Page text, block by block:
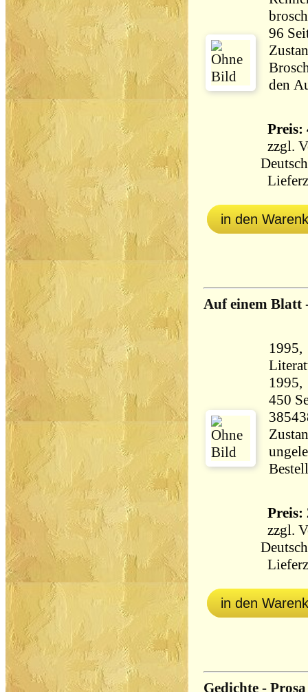
den
Preis:
zzgl.
in den
Auf einem Blatt
1995,
450 Seiten
Preis:
zzgl.
in den
Gedichte - Prosa